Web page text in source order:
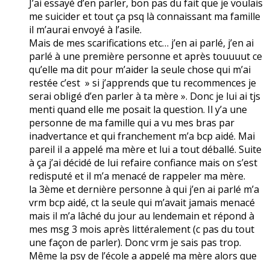
J’ai essayé d’en parler, bon pas du fait que je voulais
me suicider et tout ça psq là connaissant ma famille
il m’aurai envoyé à l’asile.
Mais de mes scarifications etc… j’en ai parlé, j’en ai
parlé à une première personne et après touuuut ce
qu’elle ma dit pour m’aider la seule chose qui m’ai
restée c’est » si j’apprends que tu recommences je
serai obligé d’en parler à ta mère ». Donc je lui ai tjs
menti quand elle me posait la question. Il y’a une
personne de ma famille qui a vu mes bras par
inadvertance et qui franchement m’a bcp aidé. Mai
pareil il a appelé ma mère et lui a tout déballé. Suite
à ça j’ai décidé de lui refaire confiance mais on s’est
redisputé et il m’a menacé de rappeler ma mère.
la 3ème et dernière personne à qui j’en ai parlé m’a
vrm bcp aidé, ct la seule qui m’avait jamais menacé
mais il m’a lâché du jour au lendemain et répond à
mes msg 3 mois après littéralement (c pas du tout
une façon de parler). Donc vrm je sais pas trop.
Même la psy de l’école a appelé ma mère alors que